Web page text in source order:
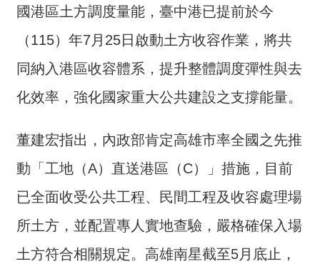
快
題
服
務
互
交
流
回
頁
國港區土方調度量能，臺中港已提前於今
（115）年7月25日啟動土方收容作業，將共
同納入港區收容體系，提升整體調度彈性與去
化效率，強化國家重大公共建設之支撐能量。
董建宏指出，內政部肯定高雄市率全國之先推
動「工地（A）直送港區（C）」措施，目前
已全面收受公共工程、民間工程及收容處理場
所土方，並配置專人實地查驗，嚴格確保入場
土方符合相關規定。高雄南星截至5月底止，